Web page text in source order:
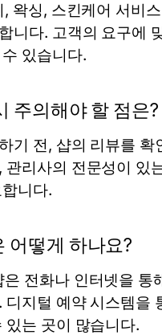
, 왁싱, 스킨케어 서비
니다. 고객의 요구에
있습니다.
주의해야 할 점은?
기 전, 샵의 리뷰를 확
관리사의 전문성이 있
니다.
어떻게 하나요?
은 전화나 인터넷을 통
디지털 예약 시스템을
있는 곳이 많습니다.